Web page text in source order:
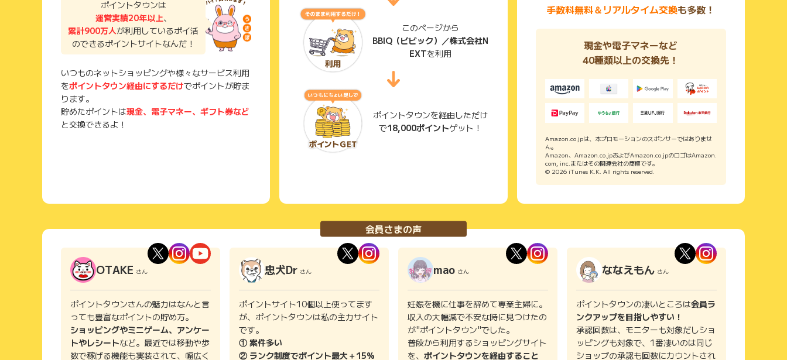
ポイントタウンは
運営実績20年以上、
累計900万人が利用しているポイ活
のできるポイントサイトなんだ！
いつものネットショッピングや様々なサービス利用
をポイントタウン経由にするだけでポイントが貯ま
ります。
貯めたポイントは現金、電子マネー、ギフト券など
と交換できるよ！
このページから
BBIQ（ビビック）／株式会社N
EXTを利用
ポイントタウンを経由しただけ
で18,000ポイントゲット！
手数料無料＆リアルタイム交換も多数！
現金や電子マネーなど
40種類以上の交換先！
Amazon.co.jpは、本プロモーションのスポンサーではありませ
ん。
Amazon、Amazon.co.jpおよびAmazon.co.jpのロゴはAmazon.
com, inc.またはその関連会社の商標です。
© 2026 iTunes K.K. All rights reserved.
会員さまの声
OTAKE さん
ポイントタウンさんの魅力はなんと言
っても豊富なポイントの貯め方。
ショッピングやミニゲーム、アンケー
トやレシートなど。最近では移動や歩
数で稼げる機能も実装されて、幅広く
忠犬Dr さん
ポイントサイト10個以上使ってます
が、ポイントタウンは私の主力サイト
です。
① 案件多い
② ランク制度でポイント最大＋15%
mao さん
妊娠を機に仕事を辞めて専業主婦に。
収入の大幅減で不安な時に見つけたの
が"ポイントタウン"でした。
普段から利用するショッピングサイト
を、 ポイントタウンを経由すること
ななえもん さん
ポイントタウンの凄いところは会員ラ
ンクアップを目指しやすい！
承認回数は、モニターも対象だしショ
ッピングも対象で、1番凄いのは同じ
ショップの承認も回数にカウントされ